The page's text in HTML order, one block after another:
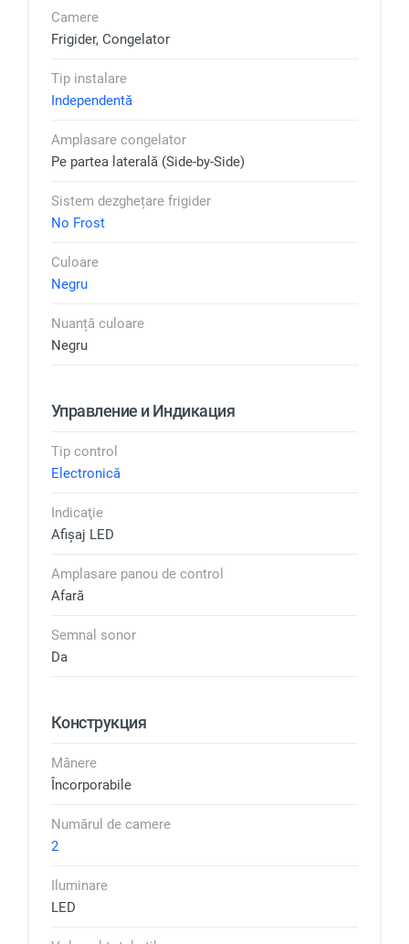
Camere
Frigider, Congelator
Tip instalare
Independentă
Amplasare congelator
Pe partea laterală (Side-by-Side)
Sistem dezghețare frigider
No Frost
Culoare
Negru
Nuanță culoare
Negru
Управление и Индикация
Tip control
Electronică
Indicaţie
Afișaj LED
Amplasare panou de control
Afară
Semnal sonor
Da
Конструкция
Mânere
Încorporabile
Numărul de camere
2
Iluminare
LED